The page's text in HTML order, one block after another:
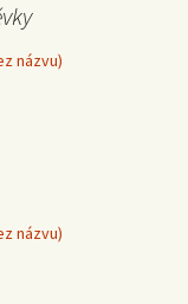
názvu)Příspěvek
názvu)Příspěvek